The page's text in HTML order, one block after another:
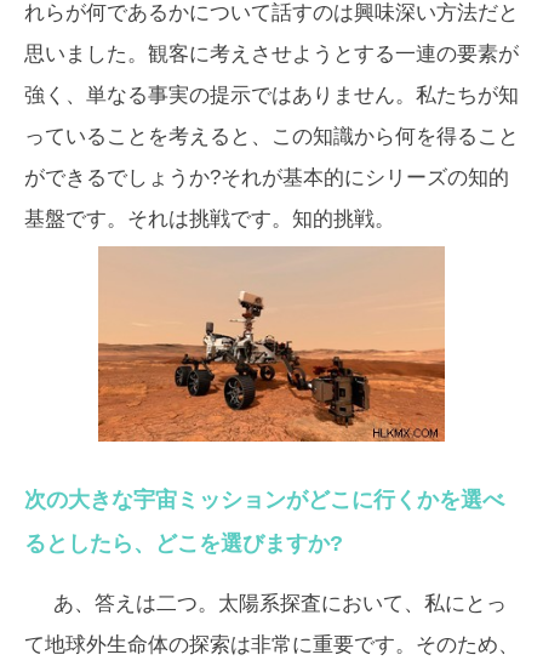
れらが何であるかについて話すのは興味深い方法だと
思いました。観客に考えさせようとする一連の要素が
強く、単なる事実の提示ではありません。私たちが知
っていることを考えると、この知識から何を得ること
ができるでしょうか?それが基本的にシリーズの知的
基盤です。それは挑戦です。知的挑戦。
次の大きな宇宙ミッションがどこに行くかを選べ
るとしたら、どこを選びますか?
あ、答えは二つ。太陽系探査において、私にとっ
て地球外生命体の探索は非常に重要です。そのため、